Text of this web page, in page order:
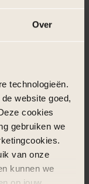
Over
technologieën.
website goed,
cookies
gebruiken we
van onze
kunnen we